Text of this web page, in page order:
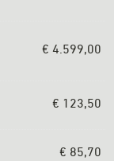
€ 4.599,00
€ 123,50
€ 85,70